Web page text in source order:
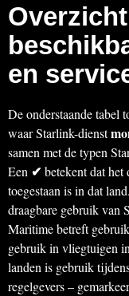
en
De onderstaande tabel
waar Starlink-dienst
samen met de typen
Een ✔ betekent dat het
toegestaan is in dat
draagbare gebruik van
Maritime betreft
gebruik in vliegtuigen
landen is gebruik
regelgevers –